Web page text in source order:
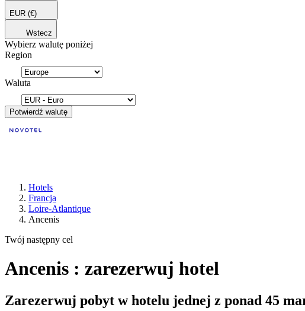
EUR (€)
Wstecz
Wybierz walutę poniżej
Region
Waluta
Potwierdź walutę
Hotels
Francja
Loire-Atlantique
Ancenis
Twój następny cel
Ancenis : zarezerwuj hotel
Zarezerwuj pobyt w hotelu jednej z ponad 45